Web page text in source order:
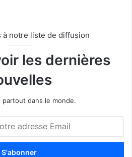
à notre liste de diffusion
les dernières
partout dans le monde.